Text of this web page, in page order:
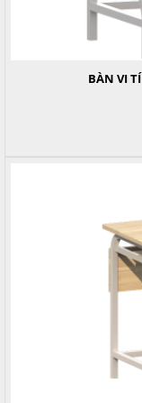
BÀN VI